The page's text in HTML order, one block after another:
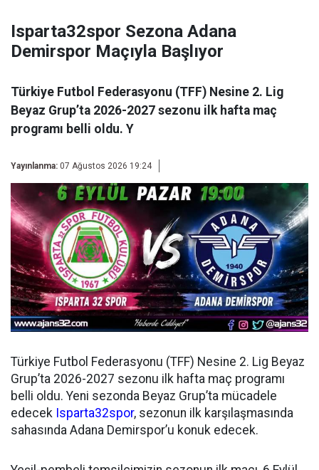
Isparta32spor Sezona Adana
Demirspor Maçıyla Başlıyor
Türkiye Futbol Federasyonu (TFF) Nesine 2. Lig
Beyaz Grup’ta 2026-2027 sezonu ilk hafta maç
programı belli oldu. Y
Yayınlanma: 07 Ağustos 2026 19:24
Türkiye Futbol Federasyonu (TFF) Nesine 2. Lig Beyaz
Grup’ta 2026-2027 sezonu ilk hafta maç programı
belli oldu. Yeni sezonda Beyaz Grup’ta mücadele
edecek Isparta32spor, sezonun ilk karşılaşmasında
sahasında Adana Demirspor’u konuk edecek.